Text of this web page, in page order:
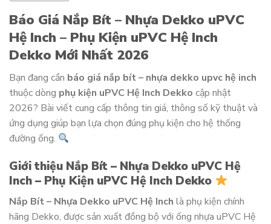
Báo Giá Nắp Bít – Nhựa Dekko uPVC
Hệ Inch – Phụ Kiện uPVC Hệ Inch
Dekko Mới Nhất 2026
Bạn đang cần báo giá nắp bít – nhựa dekko upvc hệ inch
thuộc dòng phụ kiện uPVC Hệ Inch Dekko cập nhật
2026? Bài viết cung cấp thông tin giá, thông số kỹ thuật và
ứng dụng giúp bạn lựa chọn đúng phụ kiện cho hệ thống
đường ống.
Giới thiệu Nắp Bít – Nhựa Dekko uPVC Hệ
Inch – Phụ Kiện uPVC Hệ Inch Dekko
Nắp Bít – Nhựa Dekko uPVC Hệ Inch là phụ kiện chính
hãng Dekko, được sản xuất đồng bộ với ống nhựa uPVC Hệ